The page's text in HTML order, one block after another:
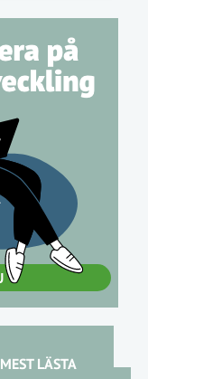
MEST LÄSTA